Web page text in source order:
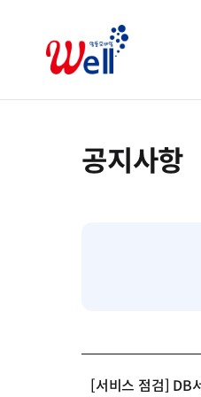
공지사항
[서비스 점검] DB